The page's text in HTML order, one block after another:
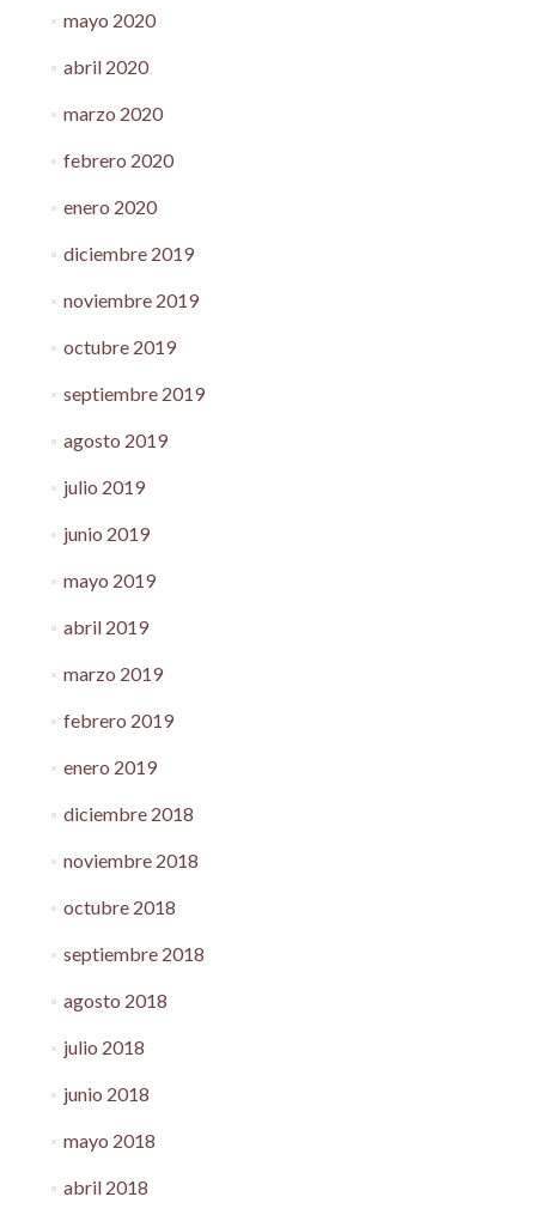
mayo 2020
abril 2020
marzo 2020
febrero 2020
enero 2020
diciembre 2019
noviembre 2019
octubre 2019
septiembre 2019
agosto 2019
julio 2019
junio 2019
mayo 2019
abril 2019
marzo 2019
febrero 2019
enero 2019
diciembre 2018
noviembre 2018
octubre 2018
septiembre 2018
agosto 2018
julio 2018
junio 2018
mayo 2018
abril 2018